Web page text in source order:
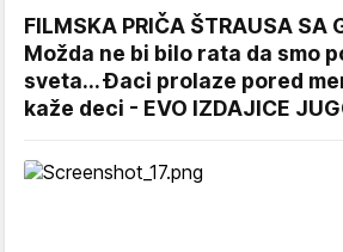
FILMSKA PRIČA ŠTRAUSA SA
Možda ne bi bilo rata da smo
sveta... Đaci prolaze pored
kaže deci - EVO IZDAJICE